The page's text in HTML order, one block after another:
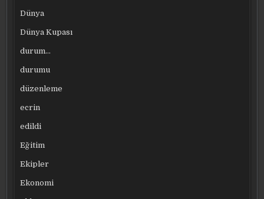
Dünya
Dünya Kupası
durum…
durumu
düzenleme
ecrin
edildi
Eğitim
Ekipler
Ekonomi